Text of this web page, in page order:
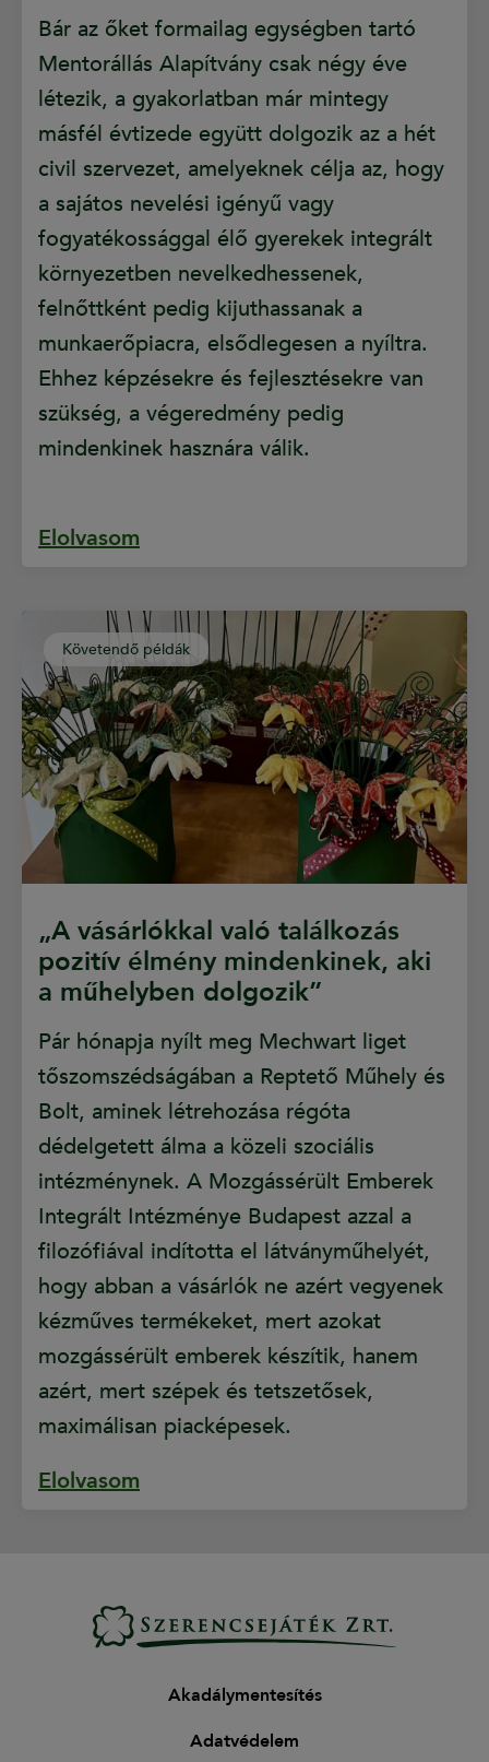
Bár az őket formailag egységben tartó
Mentorállás Alapítvány csak négy éve
létezik, a gyakorlatban már mintegy
másfél évtizede együtt dolgozik az a hét
civil szervezet, amelyeknek célja az, hogy
a sajátos nevelési igényű vagy
fogyatékossággal élő gyerekek integrált
környezetben nevelkedhessenek,
felnőttként pedig kijuthassanak a
munkaerőpiacra, elsődlegesen a nyíltra.
Ehhez képzésekre és fejlesztésekre van
szükség, a végeredmény pedig
mindenkinek hasznára válik.
Elolvasom
Követendő példák
„A vásárlókkal való találkozás
pozitív élmény mindenkinek, aki
a műhelyben dolgozik”
Pár hónapja nyílt meg Mechwart liget
tőszomszédságában a Reptető Műhely és
Bolt, aminek létrehozása régóta
dédelgetett álma a közeli szociális
intézménynek. A Mozgássérült Emberek
Integrált Intézménye Budapest azzal a
filozófiával indította el látványműhelyét,
hogy abban a vásárlók ne azért vegyenek
kézműves termékeket, mert azokat
mozgássérült emberek készítik, hanem
azért, mert szépek és tetszetősek,
maximálisan piacképesek.
Elolvasom
Akadálymentesítés
Adatvédelem